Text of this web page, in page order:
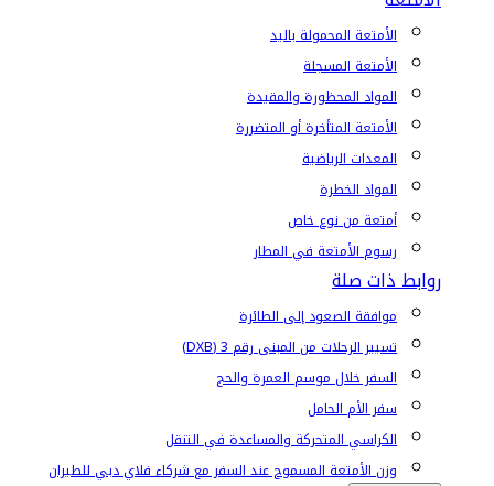
الأمتعة المحمولة باليد
الأمتعة المسجلة
المواد المحظورة والمقيدة
الأمتعة المتأخرة أو المتضررة
المعدات الرياضية
المواد الخطرة
أمتعة من نوع خاص
رسوم الأمتعة في المطار
روابط ذات صلة
موافقة الصعود إلى الطائرة
تسيير الرحلات من المبنى رقم 3 (DXB)
السفر خلال موسم العمرة والحج
سفر الأم الحامل
الكراسي المتحركة والمساعدة في التنقل
وزن الأمتعة المسموح عند السفر مع شركاء فلاي دبي للطيران